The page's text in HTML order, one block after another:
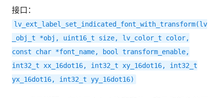
接口：
lv_ext_label_set_indicated_font_with_transform(lv
_obj_t
*obj, uint16_t size, lv_color_t
color,
const
char *font_name, bool
transform_enable,
int32_t
xx_16dot16, int32_t xy_16dot16,
int32_t
yx_16dot16,
int32_t yy_16dot16)